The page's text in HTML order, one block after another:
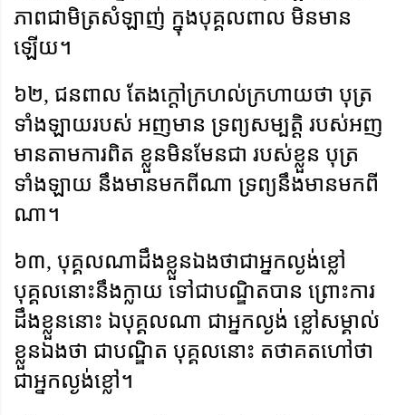
ភាពជាមិត្រសំឡាញ់ ក្នុងបុគ្គលពាល មិនមាន
ឡើយ។
៦២, ជនពាល តែងក្តៅក្រហល់ក្រហាយថា បុត្រ
ទាំងឡាយរបស់ អញមាន ទ្រព្យសម្បត្តិ របស់អញ
មានតាមការពិត ខ្លួនមិនមែនជា របស់ខ្លួន បុត្រ
ទាំងឡាយ នឹងមានមកពីណា ទ្រព្យនឹងមានមកពី
ណា។
៦៣, បុគ្គលណាដឹងខ្លួនឯងថាជាអ្នកល្ងង់ខ្លៅ
បុគ្គលនោះនឹងក្លាយ ទៅជាបណ្ឌិតបាន ព្រោះការ
ដឹងខ្លួននោះ ឯបុគ្គលណា ជាអ្នកល្ងង់ ខ្លៅសម្គាល់
ខ្លួនឯងថា ជាបណ្ឌិត បុគ្គលនោះ តថាគតហៅថា
ជាអ្នកល្ងង់ខ្លៅ។